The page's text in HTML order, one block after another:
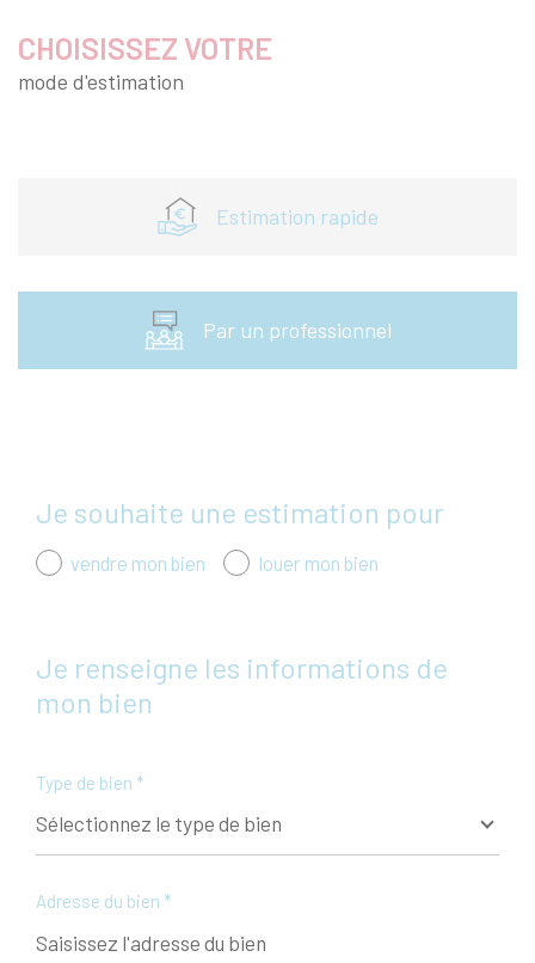
CHOISISSEZ VOTRE
mode d'estimation
Estimation rapide
Par un professionnel
Appartement
Je souhaite une estimation pour
vendre mon bien louer mon bien
Je renseigne les informations de
mon bien
Type de bien *
Sélectionnez le type de bien
Adresse du bien *